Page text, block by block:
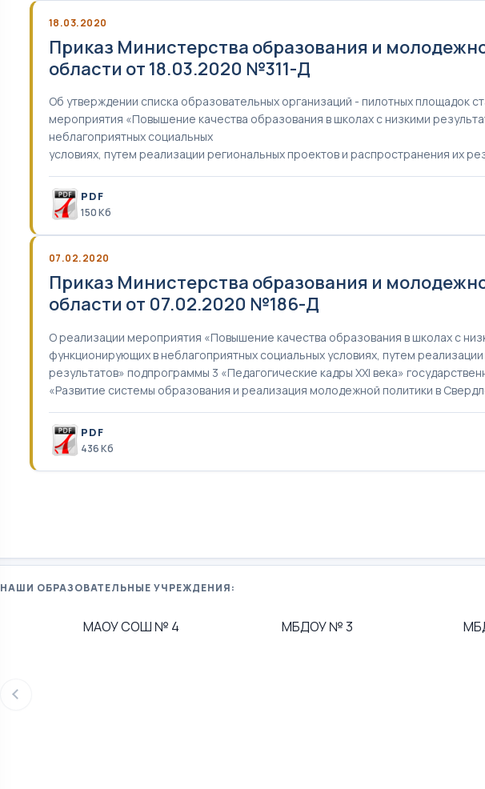
18.03.2020
Приказ Министерства образования и
области от 18.03.2020 №311-Д
Об утверждении списка образовательных организаций - пилотных площадок
мероприятия «Повышение качества образования в школах с низкими
неблагоприятных социальных
условиях, путем реализации региональных проектов и распространения их
PDF
150 Кб
07.02.2020
Приказ Министерства образования и
области от 07.02.2020 №186-Д
О реализации мероприятия «Повышение качества образования в школах с
функционирующих в неблагоприятных социальных условиях, путем
результатов» подпрограммы 3 «Педагогические кадры XXI века»
«Развитие системы образования и реализация молодежной политики в
PDF
436 Кб
НАШИ ОБРАЗОВАТЕЛЬНЫЕ УЧРЕЖДЕНИЯ:
МАОУ СОШ № 4 МБДОУ № 3